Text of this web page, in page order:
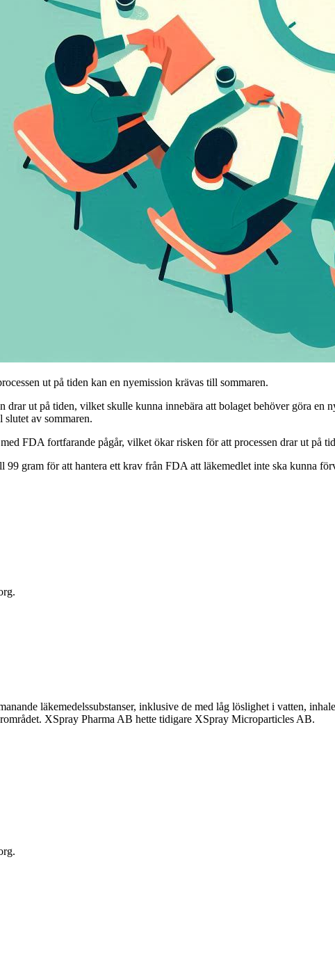
ut på tiden kan en nyemission krävas till sommaren.
drar ut på tiden, vilket skulle kunna innebära att bolaget behöver göra
av sommaren.
FDA fortfarande pågår, vilket ökar risken för att processen drar ut på
gram för att hantera ett krav från FDA att läkemedlet inte ska kunna
läkemedelssubstanser, inklusive de med låg löslighet i vatten,
XSpray Pharma AB hette tidigare XSpray Microparticles AB.